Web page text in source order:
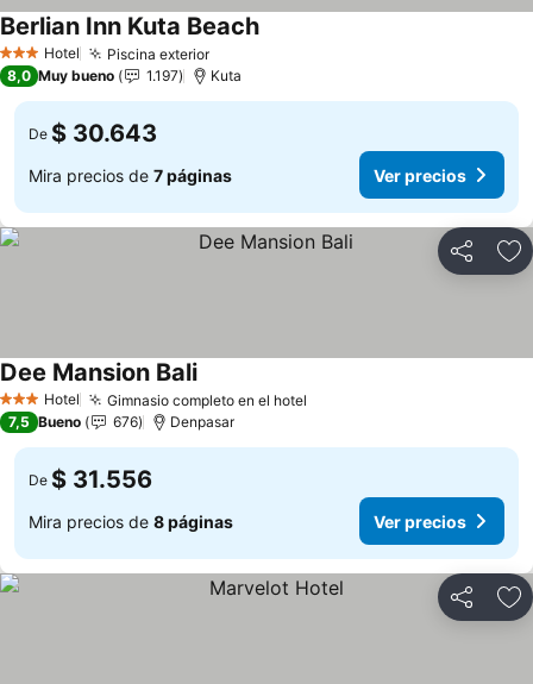
3 Estrellas
Hotel Piscina exterior
Berlian Inn Kuta Beach
8,0 Muy bueno 1.197 Kuta
De $ 30.643
Mira precios de 7 páginas Ver precios
Compartir
3 Estrellas
Hotel Gimnasio completo en el hotel
Dee Mansion Bali
7,5 Bueno 676 Denpasar
De $ 31.556
Mira precios de 8 páginas Ver precios
Compartir